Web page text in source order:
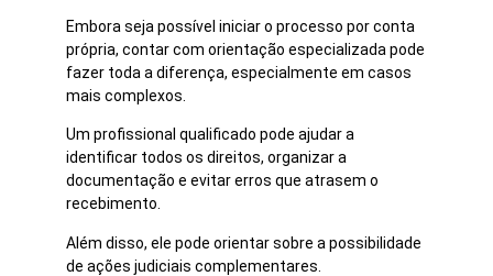
Embora seja possível iniciar o processo por conta
própria, contar com orientação especializada pode
fazer toda a diferença, especialmente em casos
mais complexos.
Um profissional qualificado pode ajudar a
identificar todos os direitos, organizar a
documentação e evitar erros que atrasem o
recebimento.
Além disso, ele pode orientar sobre a possibilidade
de ações judiciais complementares.